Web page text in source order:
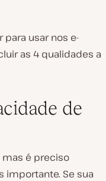
usar nos e-
as 4 qualidades a
de
é preciso
importante. Se sua